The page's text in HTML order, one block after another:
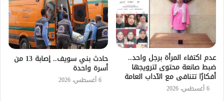
عدم اكتفاء المرأة برجل واحد..
ضبط صانعة محتوى لترويجها
أفكارًا تتنافى مع الآداب العامة
6 أغسطس، 2026
حادث بني سويف.. إصابة 13 من
أسرة واحدة
6 أغسطس، 2026